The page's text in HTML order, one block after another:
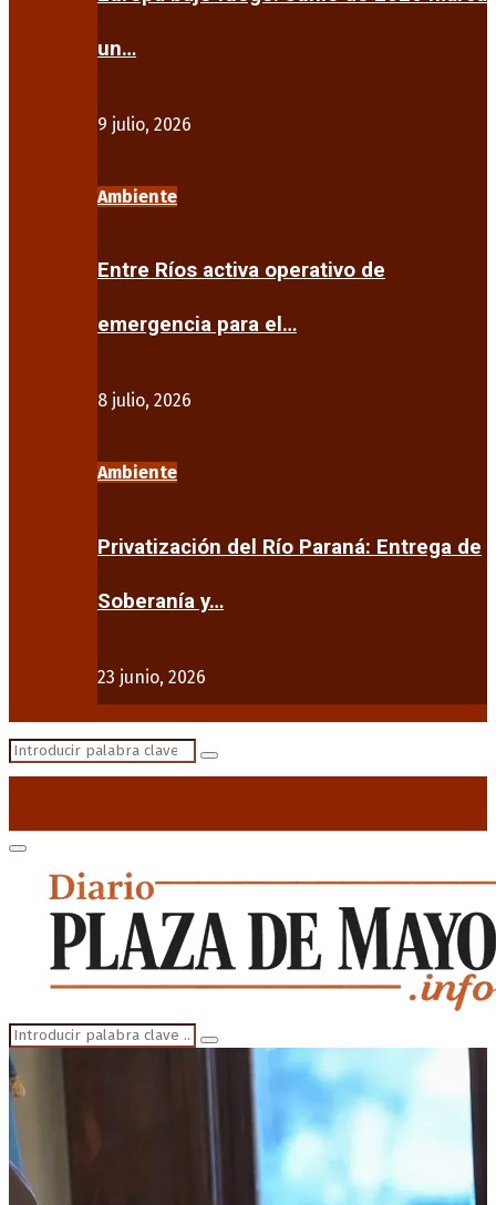
un…
9 julio, 2026
Ambiente
Entre Ríos activa operativo de
emergencia para el…
8 julio, 2026
Ambiente
Privatización del Río Paraná: Entrega de
Soberanía y…
23 junio, 2026
Search
Search
Primary
Menu
Search
for:
Search